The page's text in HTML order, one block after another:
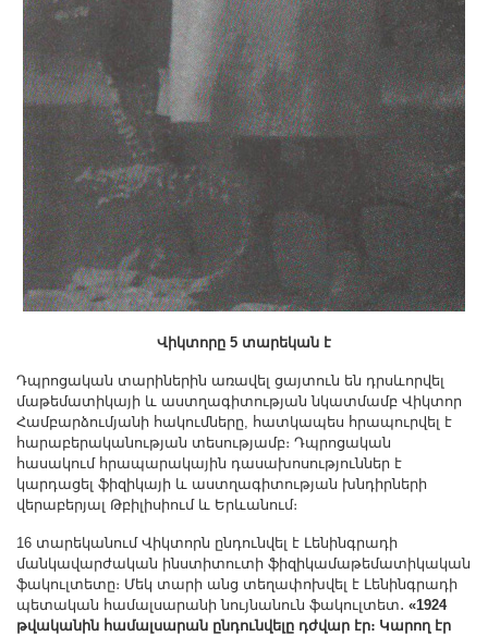
Վիկտորը 5 տարեկան է
Դպրոցական տարիներին առավել ցայտուն են դրսևորվել
մաթեմատիկայի և աստղագիտության նկատմամբ Վիկտոր
Համբարձումյանի հակումները, հատկապես հրապուրվել է
հարաբերականության տեսությամբ։ Դպրոցական
հասակում հրապարակային դասախոսություններ է
կարդացել ֆիզիկայի և աստղագիտության խնդիրների
վերաբերյալ Թբիլիսիում և Երևանում։
16 տարեկանում Վիկտորն ընդունվել է Լենինգրադի
մանկավարժական ինստիտուտի ֆիզիկամաթեմատիկական
ֆակուլտետը։ Մեկ տարի անց տեղափոխվել է Լենինգրադի
պետական համալսարանի նույնանուն ֆակուլտետ․ «1924
թվականին համալսարան ընդունվելը դժվար էր։ Կարող էր